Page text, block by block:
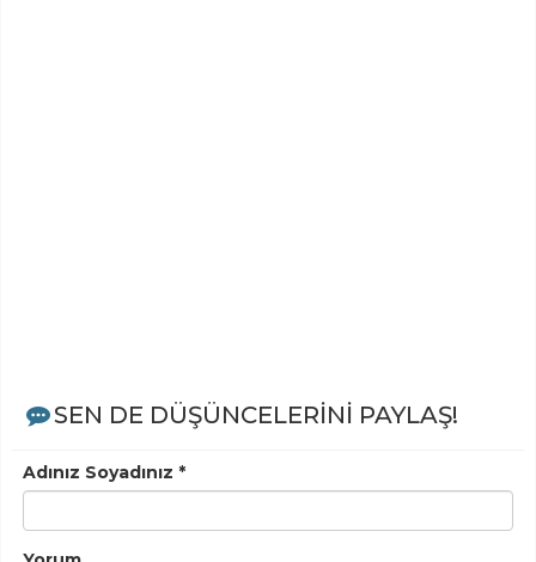
SEN DE DÜŞÜNCELERİNİ PAYLAŞ!
Adınız Soyadınız *